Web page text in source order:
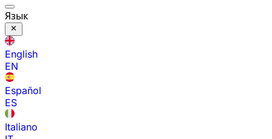
Язык
English
EN
Español
ES
Italiano